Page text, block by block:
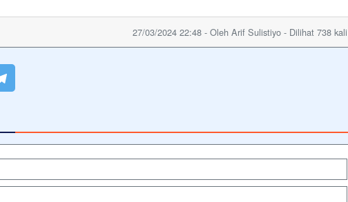
27/03/2024 22:48 - Oleh Arif Sulistiyo - Dilihat 738 kali